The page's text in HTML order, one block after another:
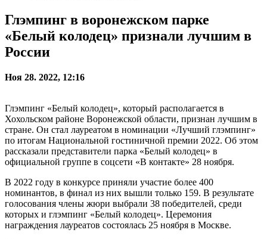
Глэмпинг в воронежском парке
«Белый колодец» признали лучшим в
России
Ноя 28. 2022, 12:16
Глэмпинг «Белый колодец», который располагается в
Хохольском районе Воронежской области, признан лучшим в
стране. Он стал лауреатом в номинации «Лучший глэмпинг»
по итогам Национальной гостиничной премии 2022. Об этом
рассказали представители парка «Белый колодец» в
официальной группе в соцсети «В контакте» 28 ноября.
В 2022 году в конкурсе приняли участие более 400
номинантов, в финал из них вышли только 159. В результате
голосования члены жюри выбрали 38 победителей, среди
которых и глэмпинг «Белый колодец». Церемония
награждения лауреатов состоялась 25 ноября в Москве.